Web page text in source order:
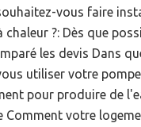
vous faire
chaleur ?: Dès que
les devis Dans
utiliser votre
pour produire de
Comment votre